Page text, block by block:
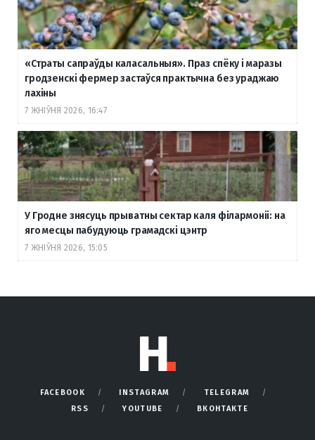
«Страты сапраўды каласальныя». Праз спёку і маразы
гродзенскі фермер застаўся практычна без ураджаю
лахіны
7 ЖНІЎНЯ 2026, 16:47
У Гродне знясуць прыватны сектар каля філармоніі: на
яго месцы пабудуюць грамадскі цэнтр
7 ЖНІЎНЯ 2026, 15:05
FACEBOOK INSTAGRAM
TELEGRAM
RSS
YOUTUBE ВКОНТАКТЕ